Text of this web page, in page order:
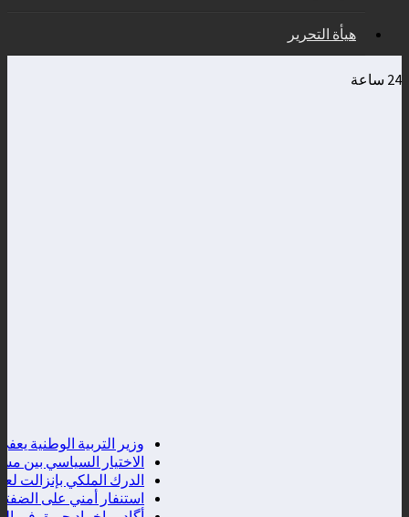
هيأة التحرير
24 ساعة
وزير التربية الوطنية يعفي
الاختيار السياسي بين
الدرك الملكي بإنزالت
استنفار أمني على الضفتين